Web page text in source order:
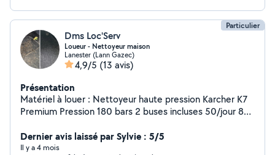
Particulier
Dms Loc'Serv
Loueur - Nettoyeur maison
Lanester (Lann Gazec)
4,9/5 (13 avis)
Présentation
Matériel à louer : Nettoyeur haute pression Karcher K7
Premium Pression 180 bars 2 buses incluses 50/jour 80
SE4001 Produit textile fourni idéal pour textiles auto &
maison 40/jour 60 le week-end complet Perforateur /
Dernier avis laissé par Sylvie : 5/5
Il y a 4 mois